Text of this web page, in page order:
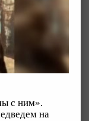
с ним».
на